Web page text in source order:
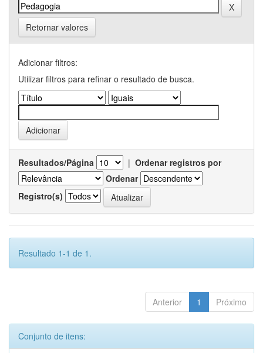
Retornar valores
Adicionar filtros:
Utilizar filtros para refinar o resultado de busca.
Resultados/Página | Ordenar registros por
Ordenar
Registro(s)
Resultado 1-1 de 1.
Anterior 1 Próximo
Conjunto de itens: